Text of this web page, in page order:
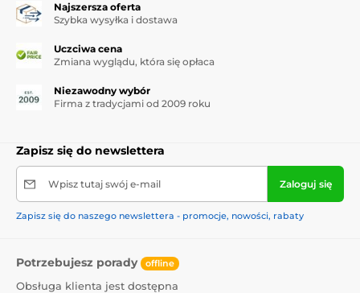
Najszersza oferta
Szybka wysyłka i dostawa
Uczciwa cena
Zmiana wyglądu, która się opłaca
Niezawodny wybór
Firma z tradycjami od 2009 roku
Zapisz się do newslettera
Wpisz tutaj swój e-mail Zaloguj się
Zapisz się do naszego newslettera - promocje, nowości, rabaty
Potrzebujesz porady offline
Obsługa klienta jest dostępna